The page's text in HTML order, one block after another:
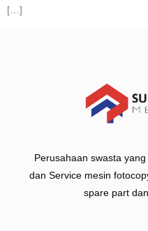
[…]
Perusahaan swasta
dan Service mesin
spare part